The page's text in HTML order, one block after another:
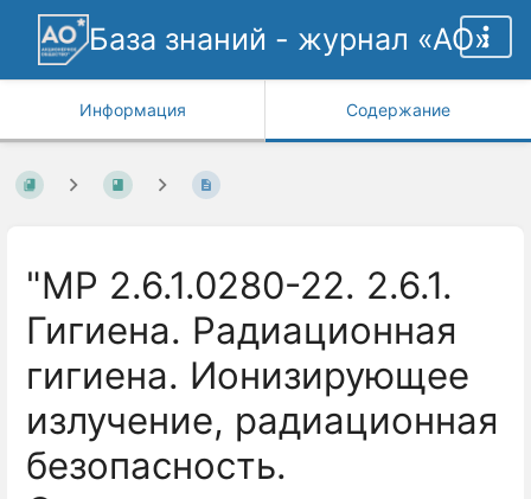
База знаний - журнал «АО»
Информация Содержание
"МР 2.6.1.0280-22. 2.6.1.
Гигиена. Радиационная
гигиена. Ионизирующее
излучение, радиационная
безопасность.